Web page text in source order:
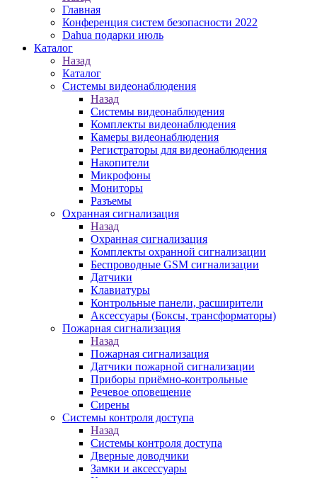
Главная
Конференция систем безопасности 2022
Dahua подарки июль
Каталог
Назад
Каталог
Системы видеонаблюдения
Назад
Системы видеонаблюдения
Комплекты видеонаблюдения
Камеры видеонаблюдения
Регистраторы для видеонаблюдения
Накопители
Микрофоны
Мониторы
Разъемы
Охранная сигнализация
Назад
Охранная сигнализация
Комплекты охранной сигнализации
Беспроводные GSM сигнализации
Датчики
Клавиатуры
Контрольные панели, расширители
Аксессуары (Боксы, трансформаторы)
Пожарная сигнализация
Назад
Пожарная сигнализация
Датчики пожарной сигнализации
Приборы приёмно-контрольные
Речевое оповещение
Сирены
Системы контроля доступа
Назад
Системы контроля доступа
Дверные доводчики
Замки и аксессуары